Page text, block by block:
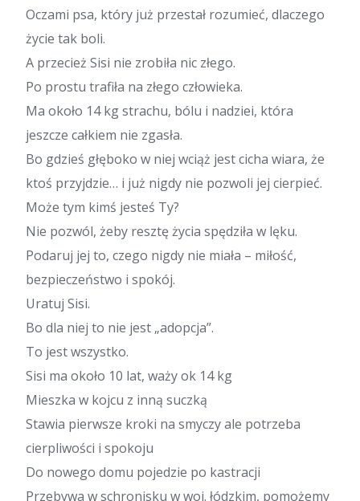
Oczami psa, który już przestał rozumieć, dlaczego
życie tak boli.
A przecież Sisi nie zrobiła nic złego.
Po prostu trafiła na złego człowieka.
Ma około 14 kg strachu, bólu i nadziei, która
jeszcze całkiem nie zgasła.
Bo gdzieś głęboko w niej wciąż jest cicha wiara, że
ktoś przyjdzie… i już nigdy nie pozwoli jej cierpieć.
Może tym kimś jesteś Ty?
Nie pozwól, żeby resztę życia spędziła w lęku.
Podaruj jej to, czego nigdy nie miała – miłość,
bezpieczeństwo i spokój.
Uratuj Sisi.
Bo dla niej to nie jest „adopcja”.
To jest wszystko.
Sisi ma około 10 lat, waży ok 14 kg
Mieszka w kojcu z inną suczką
Stawia pierwsze kroki na smyczy ale potrzeba
cierpliwości i spokoju
Do nowego domu pojedzie po kastracji
Przebywa w schronisku w woj. łódzkim, pomożemy